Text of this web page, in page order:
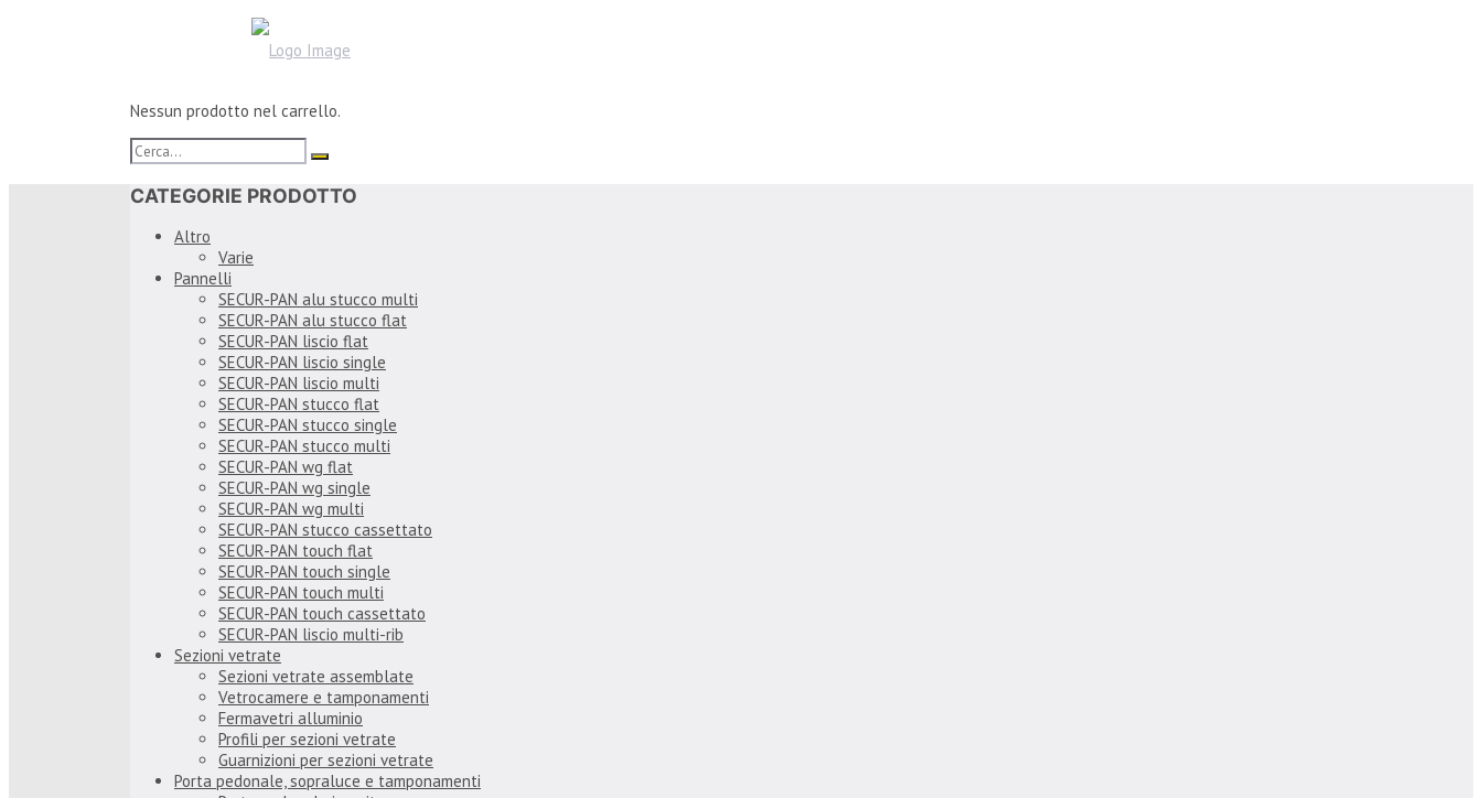
Nessun prodotto nel carrello.
CATEGORIE PRODOTTO
Altro
Varie
Pannelli
SECUR-PAN alu stucco multi
SECUR-PAN alu stucco flat
SECUR-PAN liscio flat
SECUR-PAN liscio single
SECUR-PAN liscio multi
SECUR-PAN stucco flat
SECUR-PAN stucco single
SECUR-PAN stucco multi
SECUR-PAN wg flat
SECUR-PAN wg single
SECUR-PAN wg multi
SECUR-PAN stucco cassettato
SECUR-PAN touch flat
SECUR-PAN touch single
SECUR-PAN touch multi
SECUR-PAN touch cassettato
SECUR-PAN liscio multi-rib
Sezioni vetrate
Sezioni vetrate assemblate
Vetrocamere e tamponamenti
Fermavetri alluminio
Profili per sezioni vetrate
Guarnizioni per sezioni vetrate
Porta pedonale, sopraluce e tamponamenti